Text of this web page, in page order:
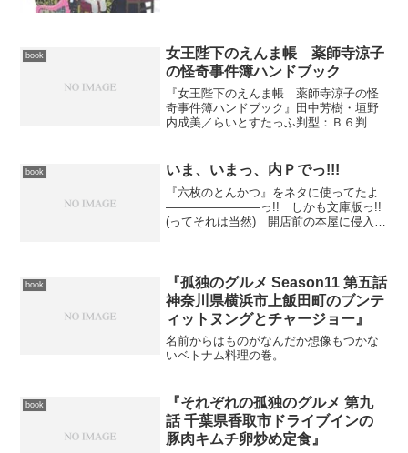
book
女王陛下のえんま帳 薬師寺涼子
の怪奇事件簿ハンドブック
『女王陛下のえんま帳 薬師寺涼子の怪
奇事件簿ハンドブック』田中芳樹・垣野
内成美／らいとすたっふ判型：Ｂ６判ソ
ページ： 田中芳樹氏が現在最も精力
的...
book いま、いまっ、内Ｐでっ!!!
『六枚のとんかつ』をネタに使ってたよ
――――――――っ!! しかも文庫版っ!!
(ってそれは当然) 開店前の本屋に侵入
本がしごく適当に...
book
『孤独のグルメ Season11 第五話
神奈川県横浜市上飯田町のブンテ
ィットヌングとチャージョー』
名前からはものがなんだか想像もつかな
いベトナム料理の巻。
book
『それぞれの孤独のグルメ 第九
話 千葉県香取市ドライブインの
豚肉キムチ卵炒め定食』